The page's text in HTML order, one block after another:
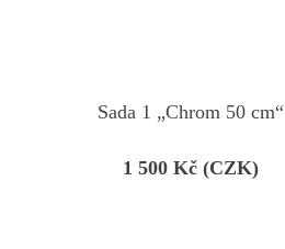
Sada 1 „Chrom 50 cm“
1 500 Kč (CZK)